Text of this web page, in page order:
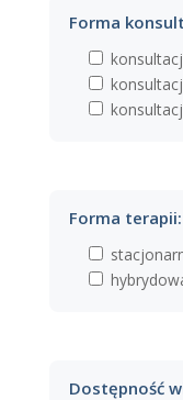
Forma
Forma terapii:
Dostępność